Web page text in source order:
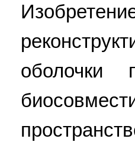
оболочки